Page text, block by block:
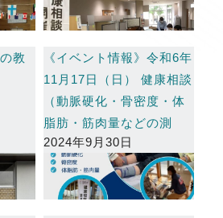
教
《イベント情報》令和6年
11月17日（日） 健康相談
（動脈硬化・骨密度・体
脂肪・筋肉量などの測
定）の開催
2024年9月30日